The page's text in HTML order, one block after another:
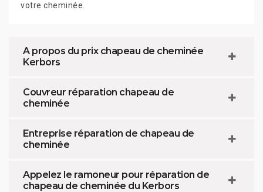
votre cheminée.
A propos du prix chapeau de cheminée
Kerbors
Couvreur réparation chapeau de
cheminée
Entreprise réparation de chapeau de
cheminée
Appelez le ramoneur pour réparation de
chapeau de cheminée du Kerbors